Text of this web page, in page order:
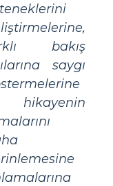
bakış
saygı
hikayenin